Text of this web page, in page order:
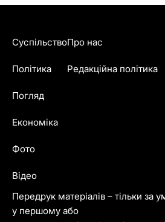
Передрук матеріалів – тільки за
у першому або
Суспільство
Політика
Погляд
Економіка
Фото
Відео
Про нас
Редакційна політика